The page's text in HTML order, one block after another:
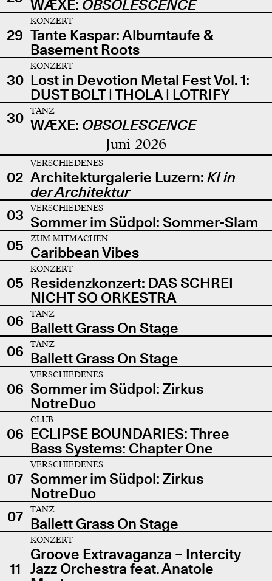
WÆXE: OBSOLESCENCE
29
KONZERT
Tante Kaspar: Albumtaufe &
Basement Roots
30
KONZERT
Lost in Devotion Metal Fest Vol. 1:
DUST BOLT | THOLA | LOTRIFY
30
TANZ
WÆXE: OBSOLESCENCE
Juni 2026
02
VERSCHIEDENES
Architekturgalerie Luzern: KI in
der Architektur
03
VERSCHIEDENES
Sommer im Südpol: Sommer-Slam
05
ZUM MITMACHEN
Caribbean Vibes
05
KONZERT
Residenzkonzert: DAS SCHREI
NICHT SO ORKESTRA
06
TANZ
Ballett Grass On Stage
06
TANZ
Ballett Grass On Stage
06
VERSCHIEDENES
Sommer im Südpol: Zirkus
NotreDuo
06
CLUB
ECLIPSE BOUNDARIES: Three
Bass Systems: Chapter One
07
VERSCHIEDENES
Sommer im Südpol: Zirkus
NotreDuo
07
TANZ
Ballett Grass On Stage
11
KONZERT
Groove Extravaganza – Intercity
Jazz Orchestra feat. Anatole